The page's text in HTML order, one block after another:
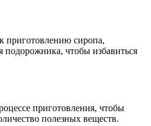
приготовлению сиропа,
подорожника, чтобы избавиться
приготовления, чтобы
полезных веществ.